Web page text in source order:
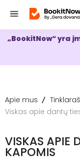
„BookitNow“ yra
Apie mus
Viskas apie dantų
VISKAS APIE
KAPOMIS